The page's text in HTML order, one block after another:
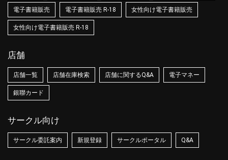
電子書籍販売 電子書籍販売 R-18 女性向け電子書籍販売
女性向け電子書籍販売 R-18
店舗
店舗一覧 店舗在庫検索 店舗に関するQ&A 電子マネー
銀聯カード
サークル向け
サークル委託案内 新規登録 サークルポータル Q&A